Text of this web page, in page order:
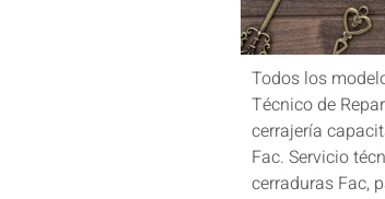
Todos los
Técnico de
cerrajería
Fac. Servicio
cerraduras Fac,